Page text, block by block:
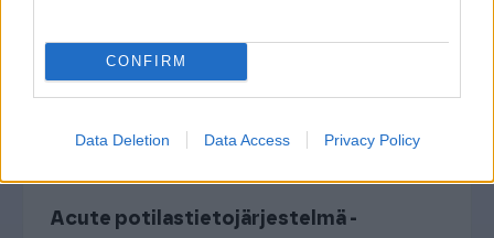
CONFIRM
Data Deletion Data Access Privacy Policy
Acute potilastietojärjestelmä -